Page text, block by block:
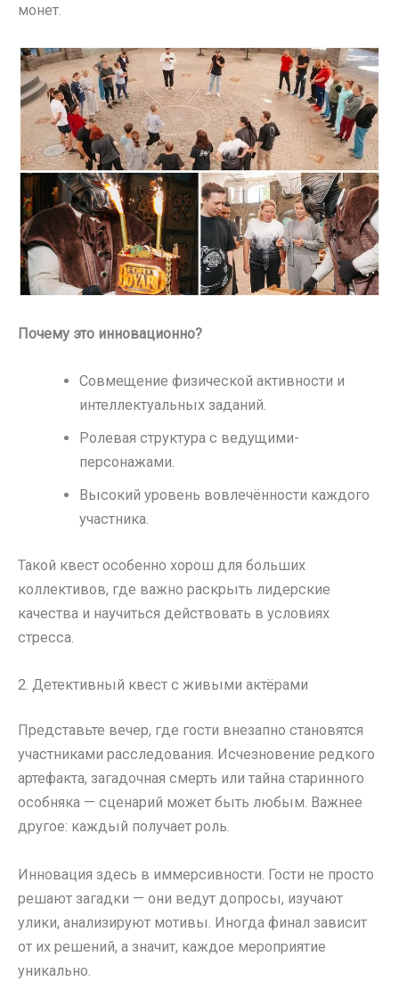
монет.
Почему это инновационно?
Совмещение физической активности и
интеллектуальных заданий.
Ролевая структура с ведущими-
персонажами.
Высокий уровень вовлечённости каждого
участника.
Такой квест особенно хорош для больших
коллективов, где важно раскрыть лидерские
качества и научиться действовать в условиях
стресса.
2. Детективный квест с живыми актёрами
Представьте вечер, где гости внезапно становятся
участниками расследования. Исчезновение редкого
артефакта, загадочная смерть или тайна старинного
особняка — сценарий может быть любым. Важнее
другое: каждый получает роль.
Инновация здесь в иммерсивности. Гости не просто
решают загадки — они ведут допросы, изучают
улики, анализируют мотивы. Иногда финал зависит
от их решений, а значит, каждое мероприятие
уникально.